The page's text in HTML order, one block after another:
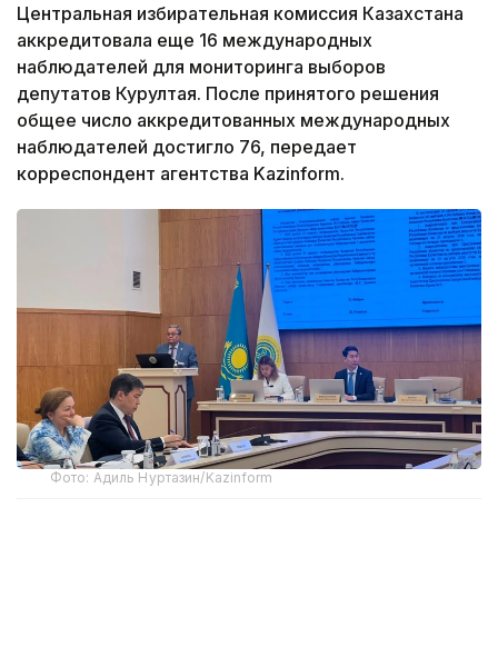
Центральная избирательная комиссия Казахстана
аккредитовала еще 16 международных
наблюдателей для мониторинга выборов
депутатов Курултая. После принятого решения
общее число аккредитованных международных
наблюдателей достигло 76, передает
корреспондент агентства Kazinform.
Фото: Адиль Нуртазин/Kazinform